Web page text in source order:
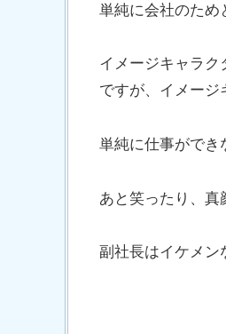
単純に会社のため
イメージキャラク
ですが、イメージ
単純に仕事ができ
あと笑ったり、真
副社長はイケメン